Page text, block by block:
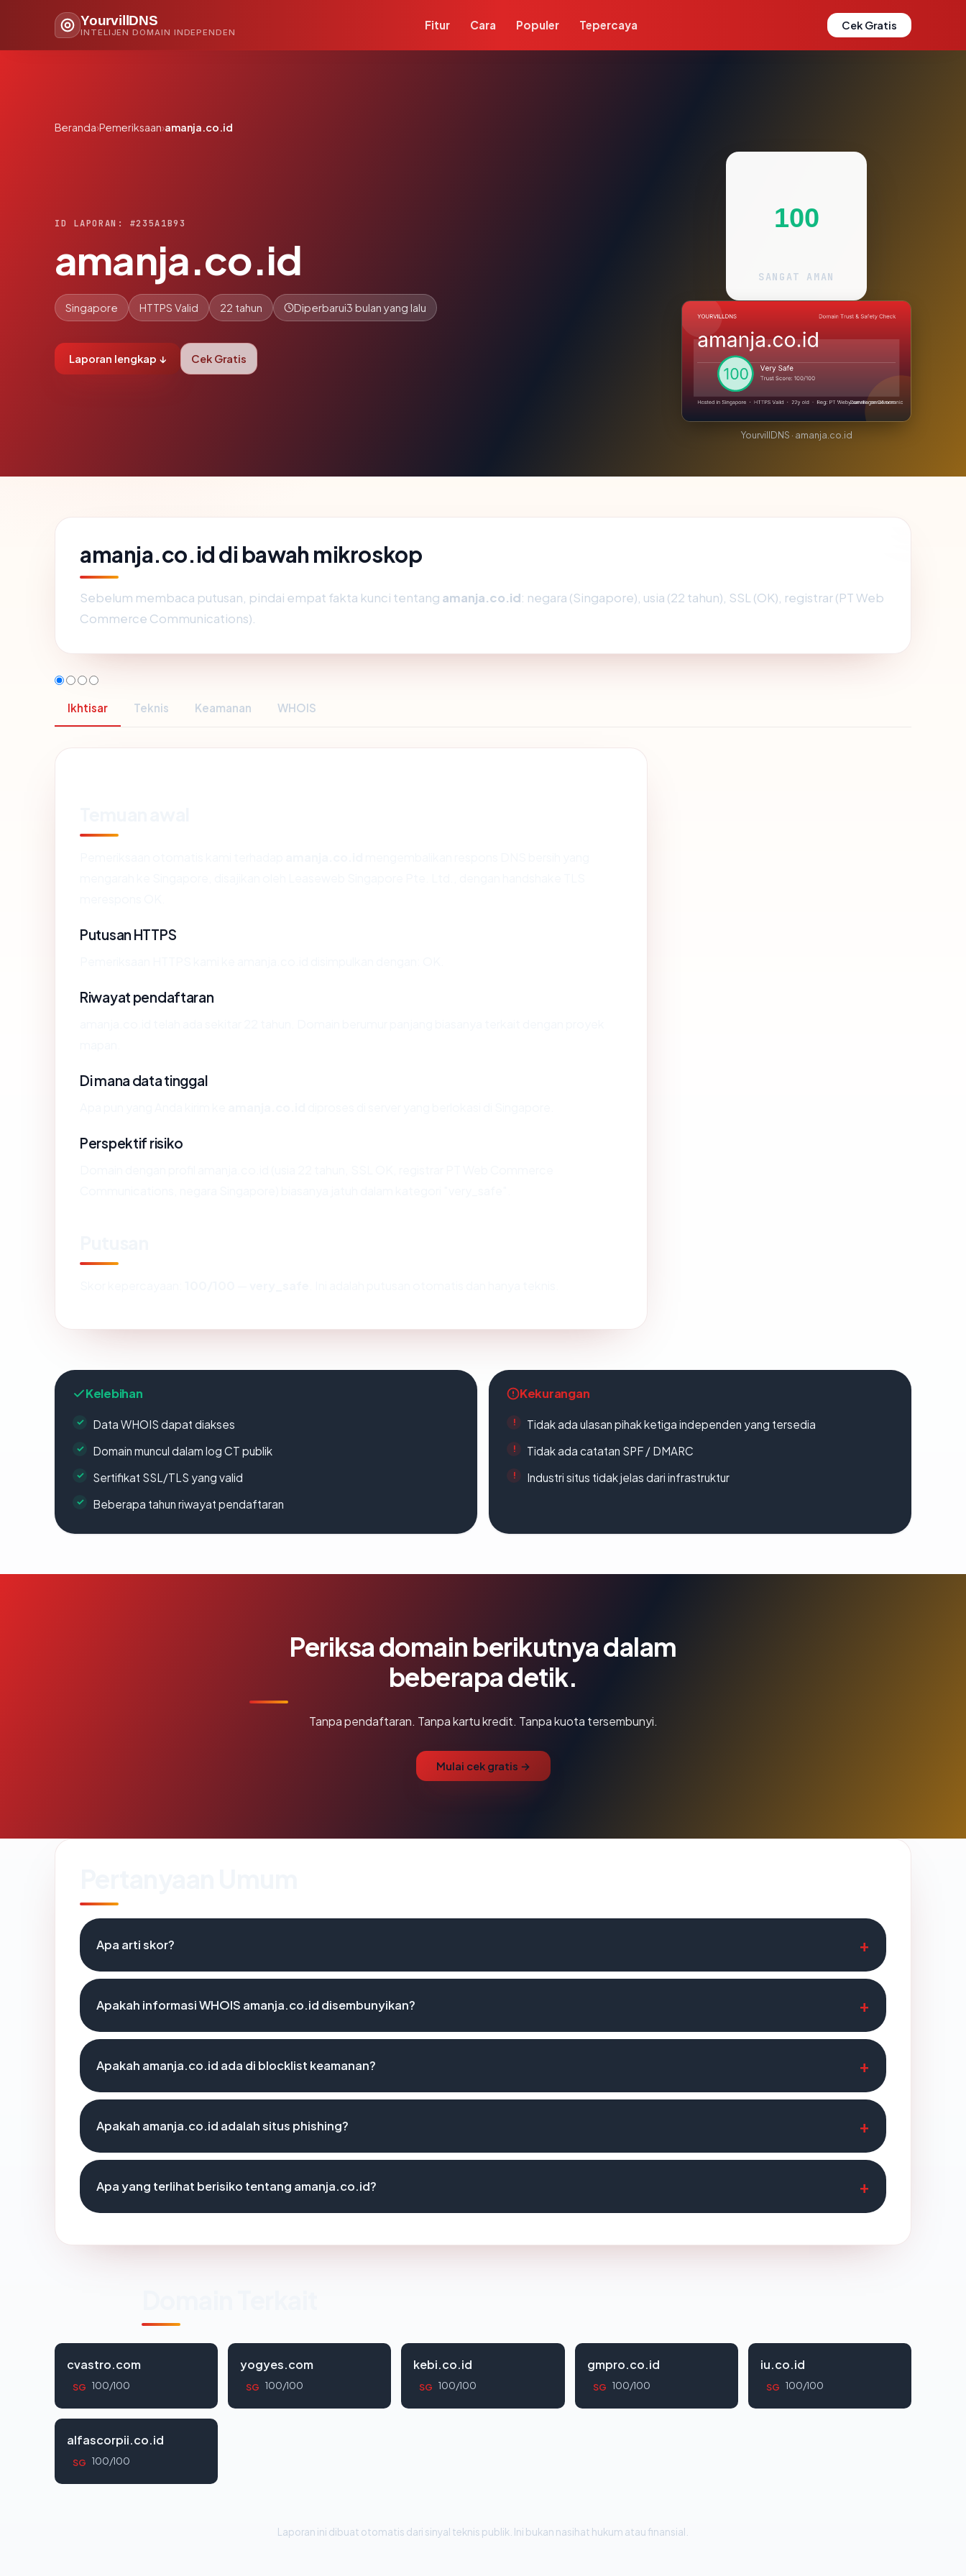
YourvillDNS
INTELIJEN DOMAIN INDEPENDEN
Fitur Cara Populer Tepercaya Cek Gratis
Beranda›Pemeriksaan›amanja.co.id
ID LAPORAN: #235A1B93
amanja.co.id
Singapore HTTPS Valid 22 tahun Diperbarui3 bulan yang lalu
Laporan lengkap ↓ Cek Gratis
100
SANGAT AMAN
YourvillDNS · amanja.co.id
amanja.co.id di bawah mikroskop
Sebelum membaca putusan, pindai empat fakta kunci tentang amanja.co.id: negara (Singapore), usia (22 tahun), SSL (OK), registrar (PT Web
Commerce Communications).
Ikhtisar Teknis Keamanan WHOIS
Putusan HTTPS
Riwayat pendaftaran
Di mana data tinggal
Perspektif risiko
Kelebihan
Data WHOIS dapat diakses
Domain muncul dalam log CT publik
Sertifikat SSL/TLS yang valid
Beberapa tahun riwayat pendaftaran
Kekurangan
Tidak ada ulasan pihak ketiga independen yang tersedia
Tidak ada catatan SPF / DMARC
Industri situs tidak jelas dari infrastruktur
Periksa domain berikutnya dalam
beberapa detik.
Tanpa pendaftaran. Tanpa kartu kredit. Tanpa kuota tersembunyi.
Mulai cek gratis →
Apa arti skor?
Apakah informasi WHOIS amanja.co.id disembunyikan?
Apakah amanja.co.id ada di blocklist keamanan?
Apakah amanja.co.id adalah situs phishing?
Apa yang terlihat berisiko tentang amanja.co.id?
cvastro.com
SG 100/100
yogyes.com
SG 100/100
kebi.co.id
SG 100/100
gmpro.co.id
SG 100/100
iu.co.id
SG 100/100
alfascorpii.co.id
SG 100/100
Laporan ini dibuat otomatis dari sinyal teknis publik. Ini bukan nasihat hukum atau finansial.